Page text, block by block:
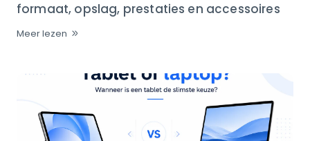
formaat, opslag, prestaties en accessoires
Meer lezen